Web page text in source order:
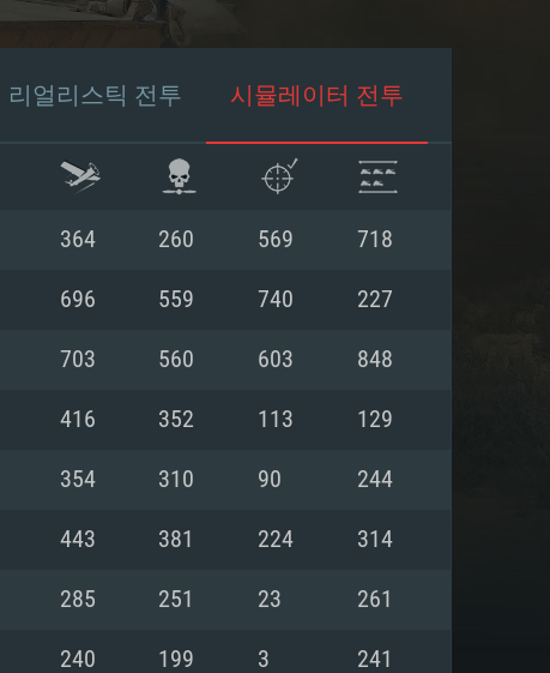
리얼리스틱 전투 시뮬레이터 전투
364 260 569 718
696 559 740 227
703 560 603 848
416 352 113 129
354 310 90 244
443 381 224 314
285 251 23 261
240 199 3 241